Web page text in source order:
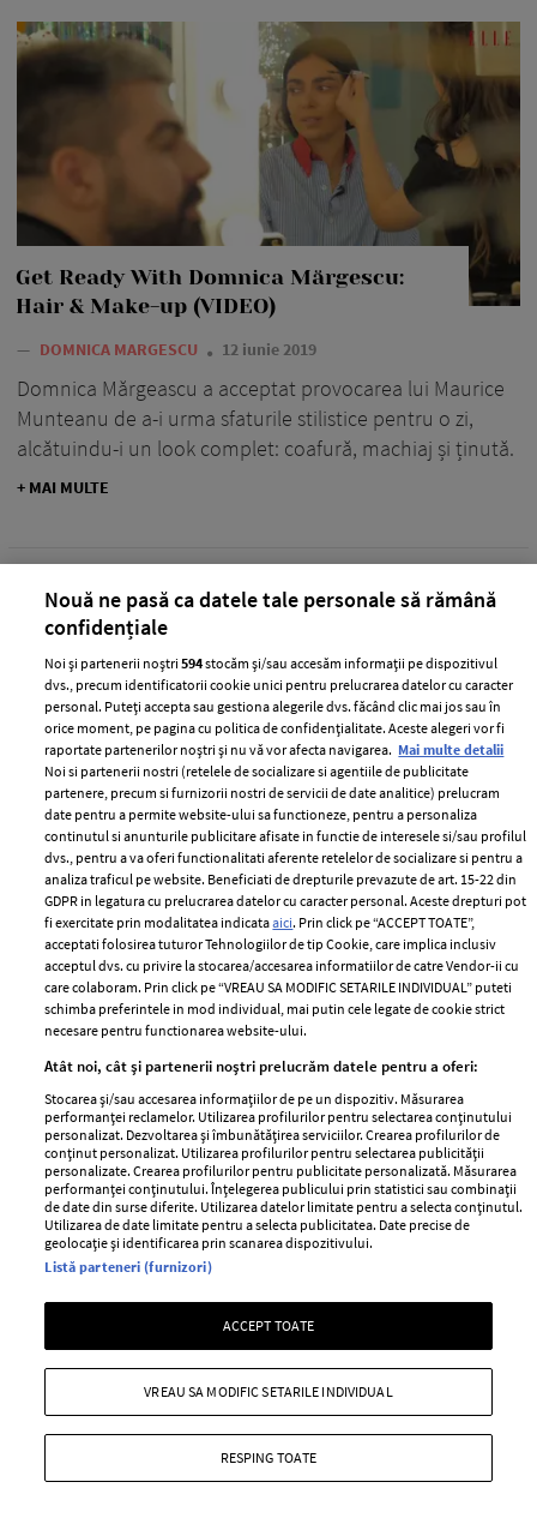
Get Ready With Domnica Mărgescu:
Hair & Make-up (VIDEO)
— DOMNICA MARGESCU 12 iunie 2019
Domnica Mărgeascu a acceptat provocarea lui Maurice
Munteanu de a-i urma sfaturile stilistice pentru o zi,
alcătuindu-i un look complet: coafură, machiaj și ținută.
+ MAI MULTE
Operațiunea Dulapul cu… Ioana Blaj
(VIDEO)
DOMNICA MARGESCU 04 martie 2019
Rubrica "Operațiunea Dulapul" migrează din versiunea
printată a revistei Elle România și către versiunea video!
Descoperă alături de ELLE de unde, cum și de ce aleg își
+ MAI MULTE
#ELLETeam: Cum să porți sacoul alb, cu
Nouă ne pasă ca datele tale personale să rămână
confidențiale
Noi și partenerii noștri594stocăm și/sau accesăm informații pe dispozitivul
dvs., precum identificatorii cookie unici pentru prelucrarea datelor cu caracter
personal. Puteți accepta sau gestiona alegerile dvs. făcând clic mai jos sau în
orice moment, pe pagina cu politica de confidențialitate. Aceste alegeri vor fi
raportate partenerilor noștri și nu vă vor afecta navigarea. Mai multe detalii
Noi si partenerii nostri (retelele de socializare si agentiile de publicitate
partenere, precum si furnizorii nostri de servicii de date analitice) prelucram
date pentru a permite website-ului sa functioneze, pentru a personaliza
continutul si anunturile publicitare afisate in functie de interesele si/sau profilul
dvs., pentru a va oferi functionalitati aferente retelelor de socializare si pentru a
analiza traficul pe website. Beneficiati de drepturile prevazute de art. 15-22 din
GDPR in legatura cu prelucrarea datelor cu caracter personal. Aceste drepturi pot
fi exercitate prin modalitatea indicataaici. Prin click pe “ACCEPT TOATE”,
acceptati folosirea tuturor Tehnologiilor de tip Cookie, care implica inclusiv
acceptul dvs. cu privire la stocarea/accesarea informatiilor de catre Vendor-ii cu
care colaboram. Prin click pe “VREAU SA MODIFIC SETARILE INDIVIDUAL” puteti
schimba preferintele in mod individual, mai putin cele legate de cookie strict
necesare pentru functionarea website-ului.
Atât noi, cât și partenerii noștri prelucrăm datele pentru a oferi:
Stocarea și/sau accesarea informațiilor de pe un dispozitiv. Măsurarea
performanței reclamelor. Utilizarea profilurilor pentru selectarea conținutului
personalizat. Dezvoltarea și îmbunătățirea serviciilor. Crearea profilurilor de
conținut personalizat. Utilizarea profilurilor pentru selectarea publicității
personalizate. Crearea profilurilor pentru publicitate personalizată. Măsurarea
performanței conținutului. Înțelegerea publicului prin statistici sau combinații
de date din surse diferite. Utilizarea datelor limitate pentru a selecta conținutul.
Utilizarea de date limitate pentru a selecta publicitatea. Date precise de
geolocație și identificarea prin scanarea dispozitivului.
Listă parteneri (furnizori)
ACCEPT TOATE
RESPING TOATE
VREAU SA MODIFIC SETARILE INDIVIDUAL